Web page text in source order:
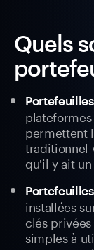
Quels
permettent
traditionnel
qu'il y ait
installées
clés
simples à